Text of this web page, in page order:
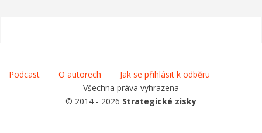
Podcast O autorech
Jak se přihlásit k odběru
Všechna práva vyhrazena
© 2014 - 2026 Strategické zisky